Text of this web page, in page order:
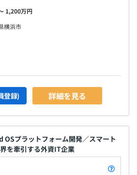
1,200万円
横浜市
登録) 詳細を見る
プラットフォーム開発／スマート
を牽引する外資IT企業